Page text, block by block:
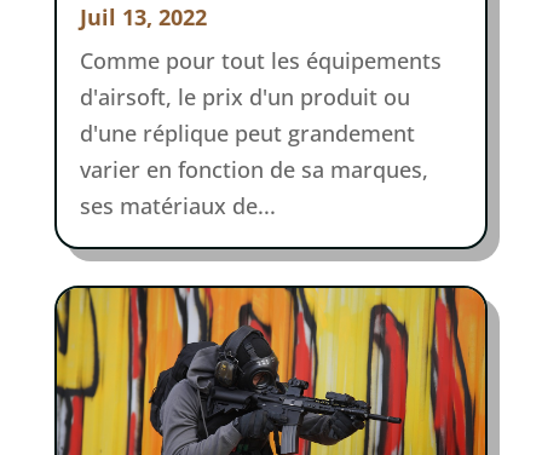
Juil 13, 2022
Comme pour tout les équipements
d'airsoft, le prix d'un produit ou
d'une réplique peut grandement
varier en fonction de sa marques,
ses matériaux de...